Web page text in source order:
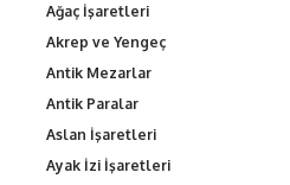
Ağaç İşaretleri
Akrep ve Yengeç
Antik Mezarlar
Antik Paralar
Aslan İşaretleri
Ayak İzi İşaretleri